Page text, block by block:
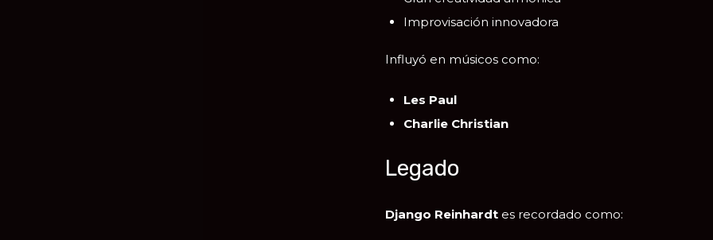
Improvisación innovadora
Influyó en músicos como:
Les Paul
Charlie Christian
Legado
Django Reinhardtes recordado como: